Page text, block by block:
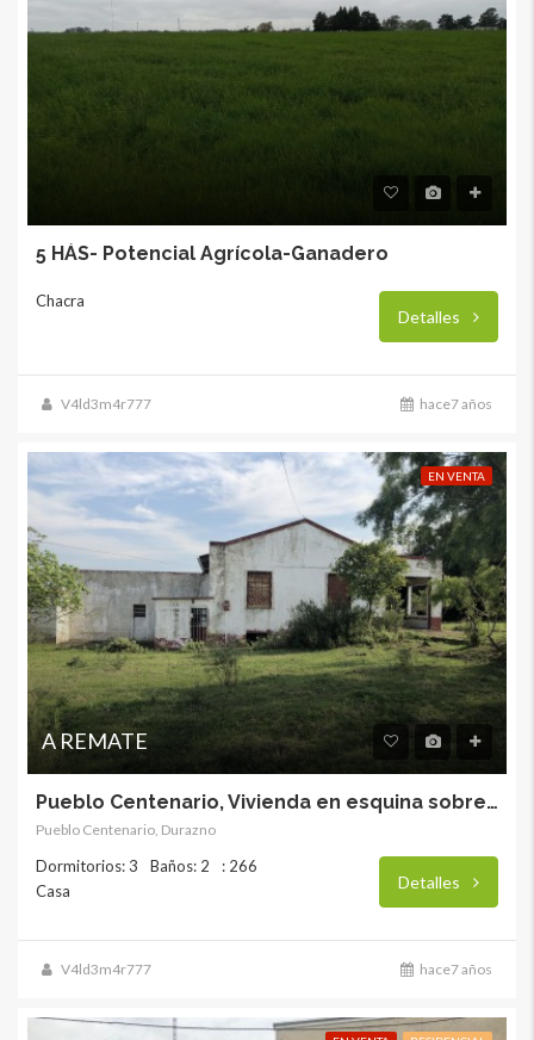
5 HÁS- Potencial Agrícola-Ganadero
Chacra
Detalles
V4ld3m4r777 hace7 años
EN VENTA
A REMATE
Pueblo Centenario, Vivienda en esquina sobre amplio terreno de 2583 m2
Pueblo Centenario, Durazno
Dormitorios: 3 Baños: 2
: 266
Casa
Detalles
V4ld3m4r777 hace7 años